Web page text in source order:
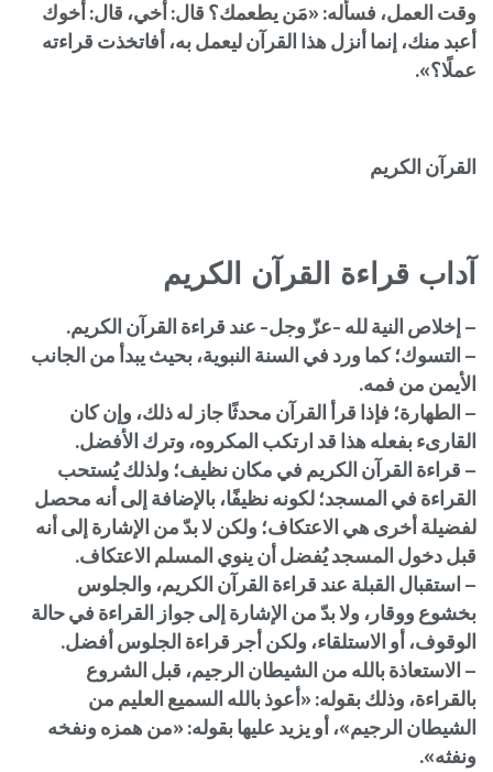
وقت العمل، فسأله: «مَن يطعمك؟ قال: أخي، قال: أخوك
أعبد منك، إنما أنزل هذا القرآن ليعمل به، أفاتخذت قراءته
عملًا؟».
القرآن الكريم
آداب قراءة القرآن الكريم
– إخلاص النية لله -عزّ وجل- عند قراءة القرآن الكريم.
– التسوك؛ كما ورد في السنة النبوية، بحيث يبدأ من الجانب
الأيمن من فمه.
– الطهارة؛ فإذا قرأ القرآن محدثًا جاز له ذلك، وإن كان
القارىء بفعله هذا قد ارتكب المكروه، وترك الأفضل.
– قراءة القرآن الكريم في مكان نظيف؛ ولذلك يُستحب
القراءة في المسجد؛ لكونه نظيفًا، بالإضافة إلى أنه محصل
لفضيلة أخرى هي الاعتكاف؛ ولكن لا بدّ من الإشارة إلى أنه
قبل دخول المسجد يُفضل أن ينوي المسلم الاعتكاف.
– استقبال القبلة عند قراءة القرآن الكريم، والجلوس
بخشوع ووقار، ولا بدّ من الإشارة إلى جواز القراءة في حالة
الوقوف، أو الاستلقاء، ولكن أجر قراءة الجلوس أفضل.
– الاستعاذة بالله من الشيطان الرجيم، قبل الشروع
بالقراءة، وذلك بقوله: «أعوذ بالله السميع العليم من
الشيطان الرجيم»، أو يزيد عليها بقوله: «من همزه ونفخه
ونفثه».